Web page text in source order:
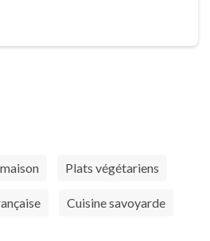
Plats végétariens
Cuisine savoyarde